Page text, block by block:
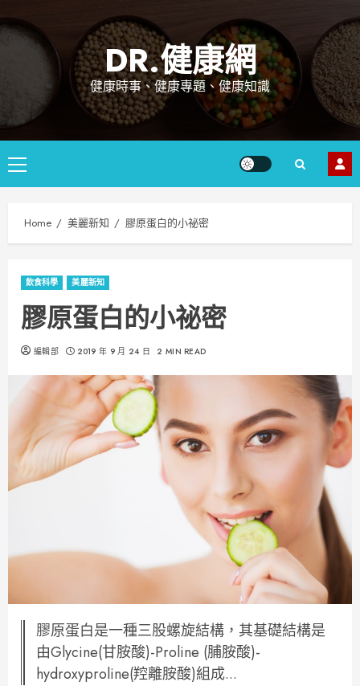
to
content
DR.健康網
健康時事、健康專題、健康知識
Primary
Menu
Home 美麗新知 膠原蛋白的小祕密
飲食科學 美麗新知
膠原蛋白的小祕密
編輯部 2019 年 9 月 24 日 2 MIN READ
膠原蛋白是一種三股螺旋結構，其基礎結構是
由Glycine(甘胺酸)-Proline (脯胺酸)-
hydroxyproline(羫離胺酸)組成...